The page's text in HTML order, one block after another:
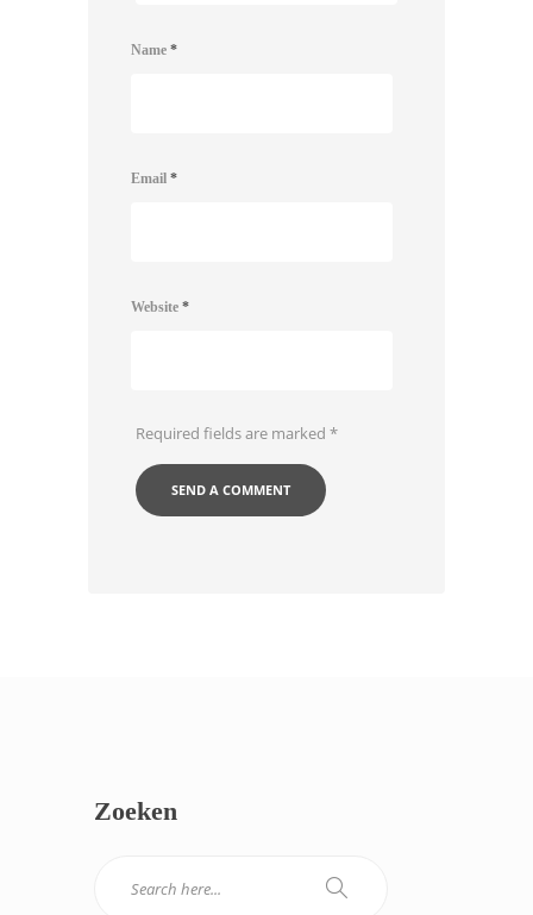
Name *
Email *
Website *
Required fields are marked *
Zoeken